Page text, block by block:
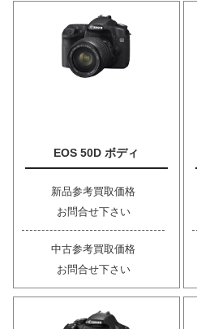
EOS 50D ボディ
新品参考買取価格
お問合せ下さい
中古参考買取価格
お問合せ下さい